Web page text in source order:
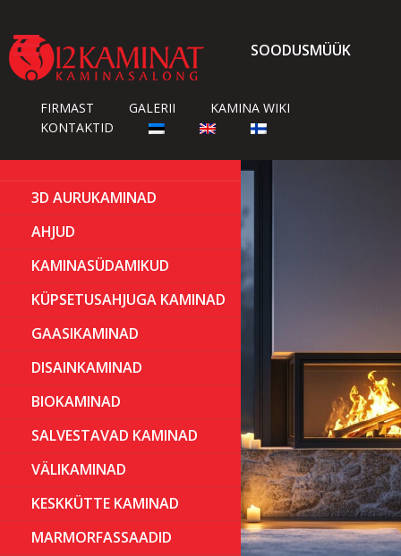
 SOODUSMÜÜK
FIRMAST GALERII
KAMINA WIKI
KONTAKTID
3D AURUKAMINAD
AHJUD
KAMINASÜDAMIKUD
KÜPSETUSAHJUGA KAMINAD
GAASIKAMINAD
DISAINKAMINAD
BIOKAMINAD
SALVESTAVAD KAMINAD
VÄLIKAMINAD
KESKKÜTTE KAMINAD
MARMORFASSAADID